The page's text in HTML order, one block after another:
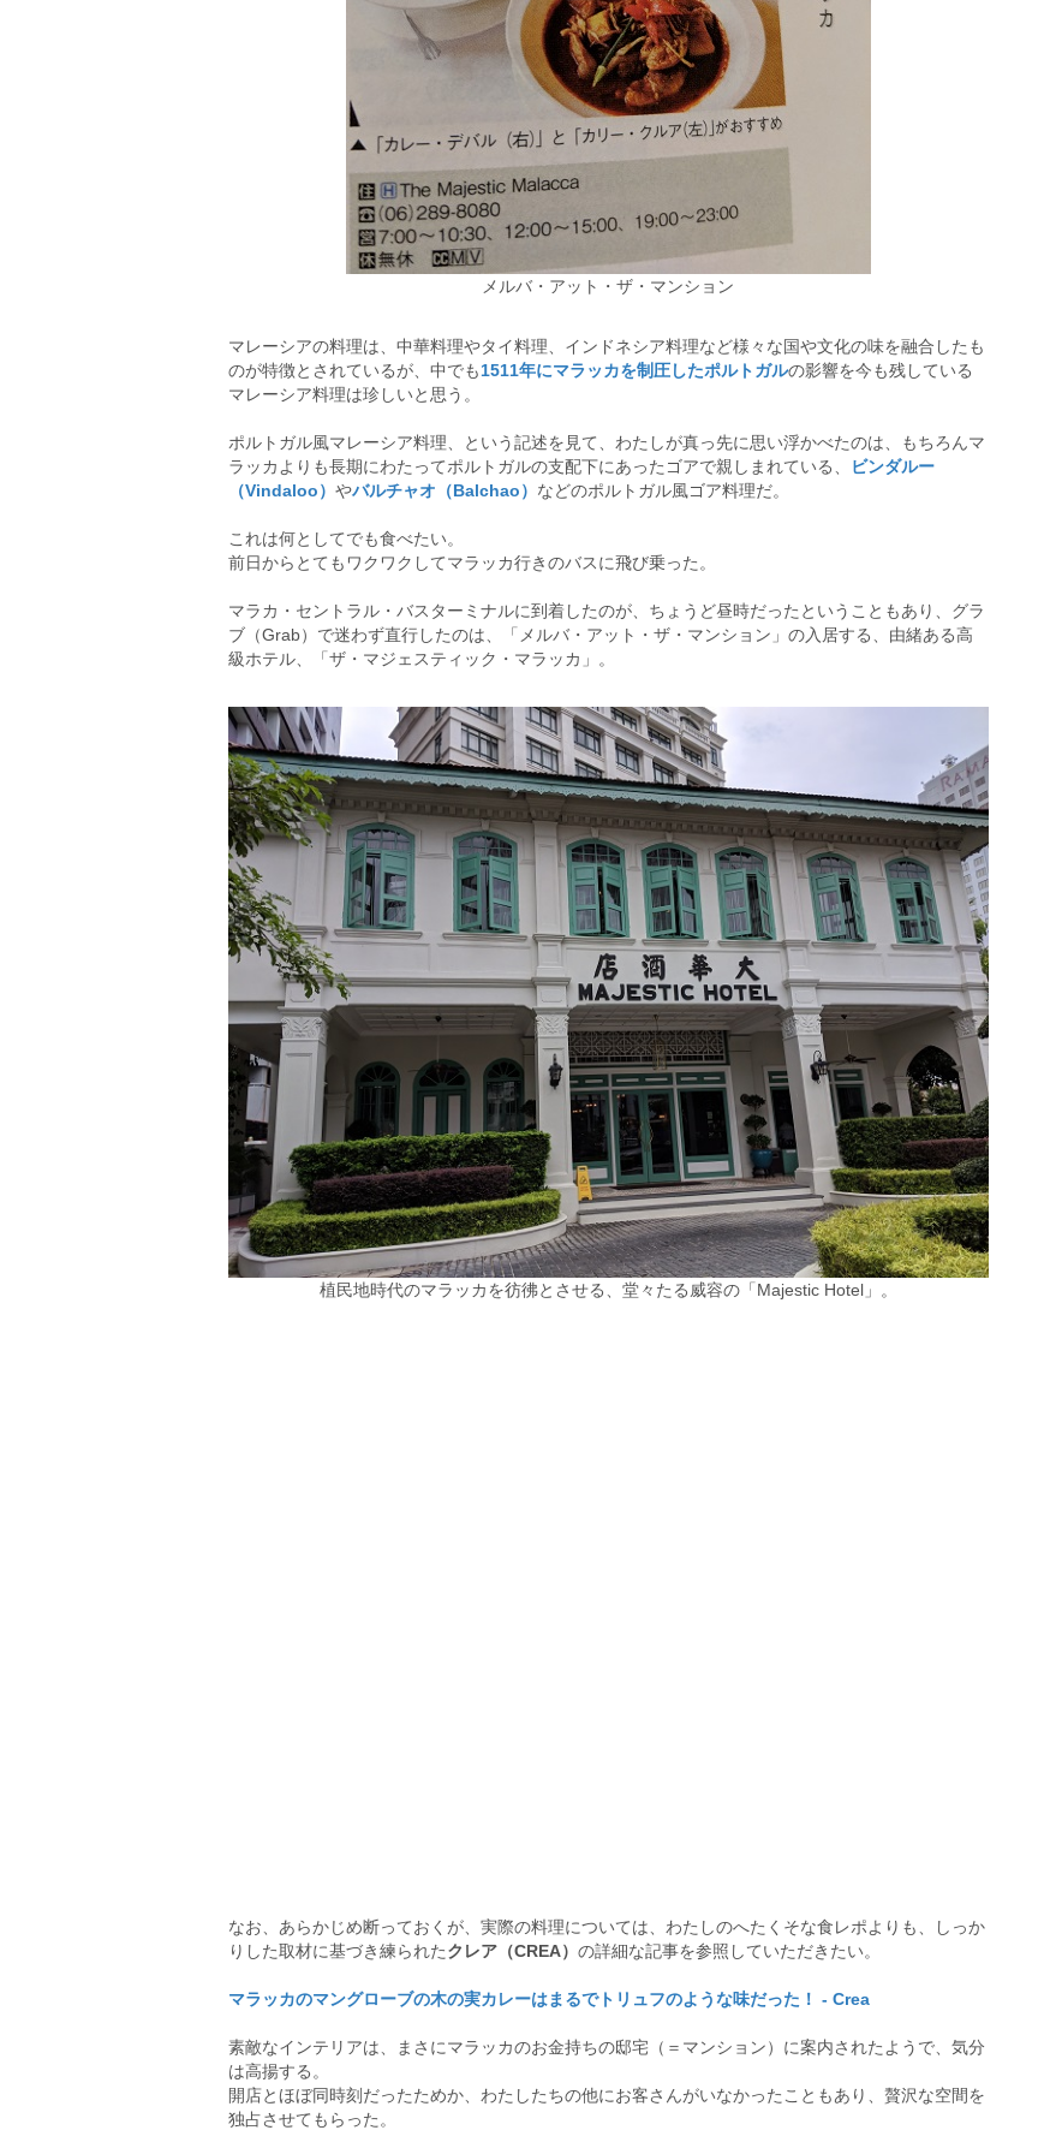
メルバ・アット・ザ・マンション
マレーシアの料理は、中華料理やタイ料理、インドネシア料理など様々な国や文化の味を融合したも
のが特徴とされているが、中でも1511年にマラッカを制圧したポルトガルの影響を今も残している
マレーシア料理は珍しいと思う。
ポルトガル風マレーシア料理、という記述を見て、わたしが真っ先に思い浮かべたのは、もちろんマ
ラッカよりも長期にわたってポルトガルの支配下にあったゴアで親しまれている、
ビンダルー
（Vindaloo） やバルチャオ（Balchao） などのポルトガル風ゴア料理だ。
これは何としてでも食べたい。
前日からとてもワクワクしてマラッカ行きのバスに飛び乗った。
マラカ・セントラル・バスターミナルに到着したのが、ちょうど昼時だったということもあり、グラ
ブ（Grab）で迷わず直行したのは、「メルバ・アット・ザ・マンション」の入居する、由緒ある高
級ホテル、「ザ・マジェスティック・マラッカ」。
植民地時代のマラッカを彷彿とさせる、堂々たる威容の「Majestic Hotel」。
なお、あらかじめ断っておくが、実際の料理については、わたしのへたくそな食レポよりも、しっか
りした取材に基づき練られたクレア（CREA） の詳細な記事を参照していただきたい。
マラッカのマングローブの木の実カレーはまるでトリュフのような味だった！ - Crea
素敵なインテリアは、まさにマラッカのお金持ちの邸宅（＝マンション）に案内されたようで、気分
は高揚する。
開店とほぼ同時刻だったためか、わたしたちの他にお客さんがいなかったこともあり、贅沢な空間を
独占させてもらった。